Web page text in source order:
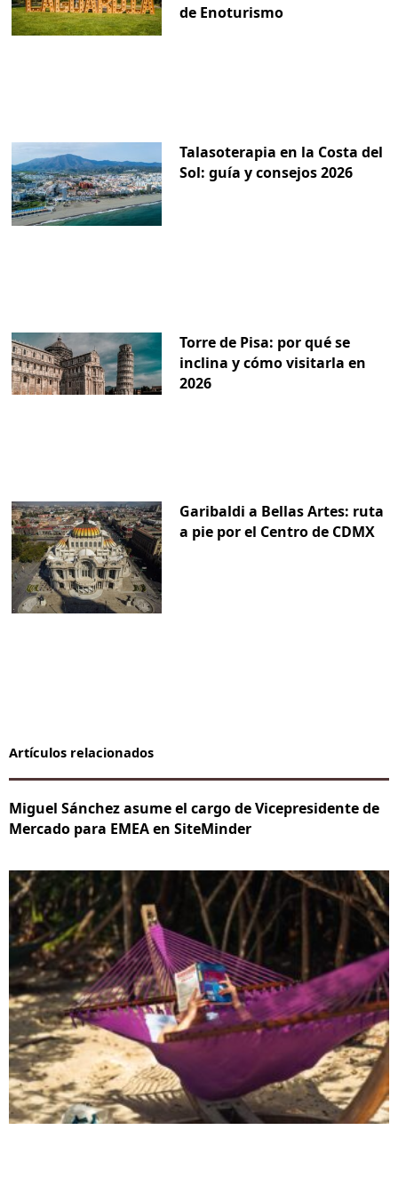
de Enoturismo
Talasoterapia en la Costa del
Sol: guía y consejos 2026
Torre de Pisa: por qué se
inclina y cómo visitarla en
2026
Garibaldi a Bellas Artes: ruta
a pie por el Centro de CDMX
Artículos relacionados
Miguel Sánchez asume el cargo de Vicepresidente de
Mercado para EMEA en SiteMinder